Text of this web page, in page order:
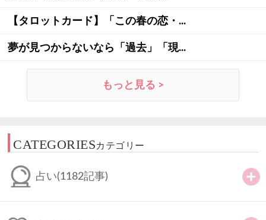
【タロットカード】「この春の恋・...
夢が見つからないなら「過去」「現...
もっと見る >
CATEGORIESカテゴリー
占い(1182記事)